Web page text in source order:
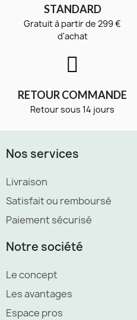
STANDARD
Gratuit à partir de 299 €
d'achat
RETOUR COMMANDE
Retour sous 14 jours
Nos services
Livraison
Satisfait ou remboursé
Paiement sécurisé
Notre société
Le concept
Les avantages
Espace pros